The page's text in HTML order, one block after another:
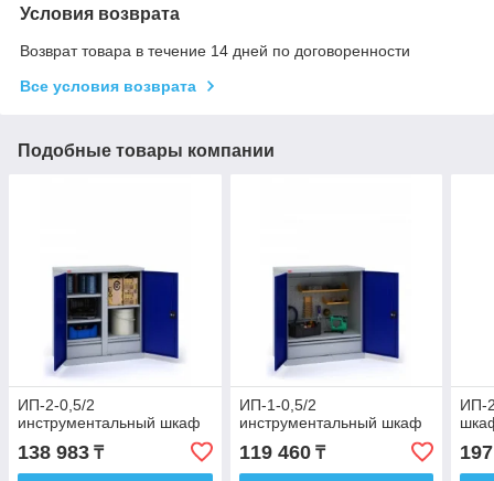
Условия возврата
Возврат товара в течение 14 дней по договоренности
Все условия возврата
Подобные товары компании
ИП-2-0,5/2
инструментальный шкаф
138 983 ₸
ИП-1-0,5/2
инструментальный шкаф
119 460₸
ИП-